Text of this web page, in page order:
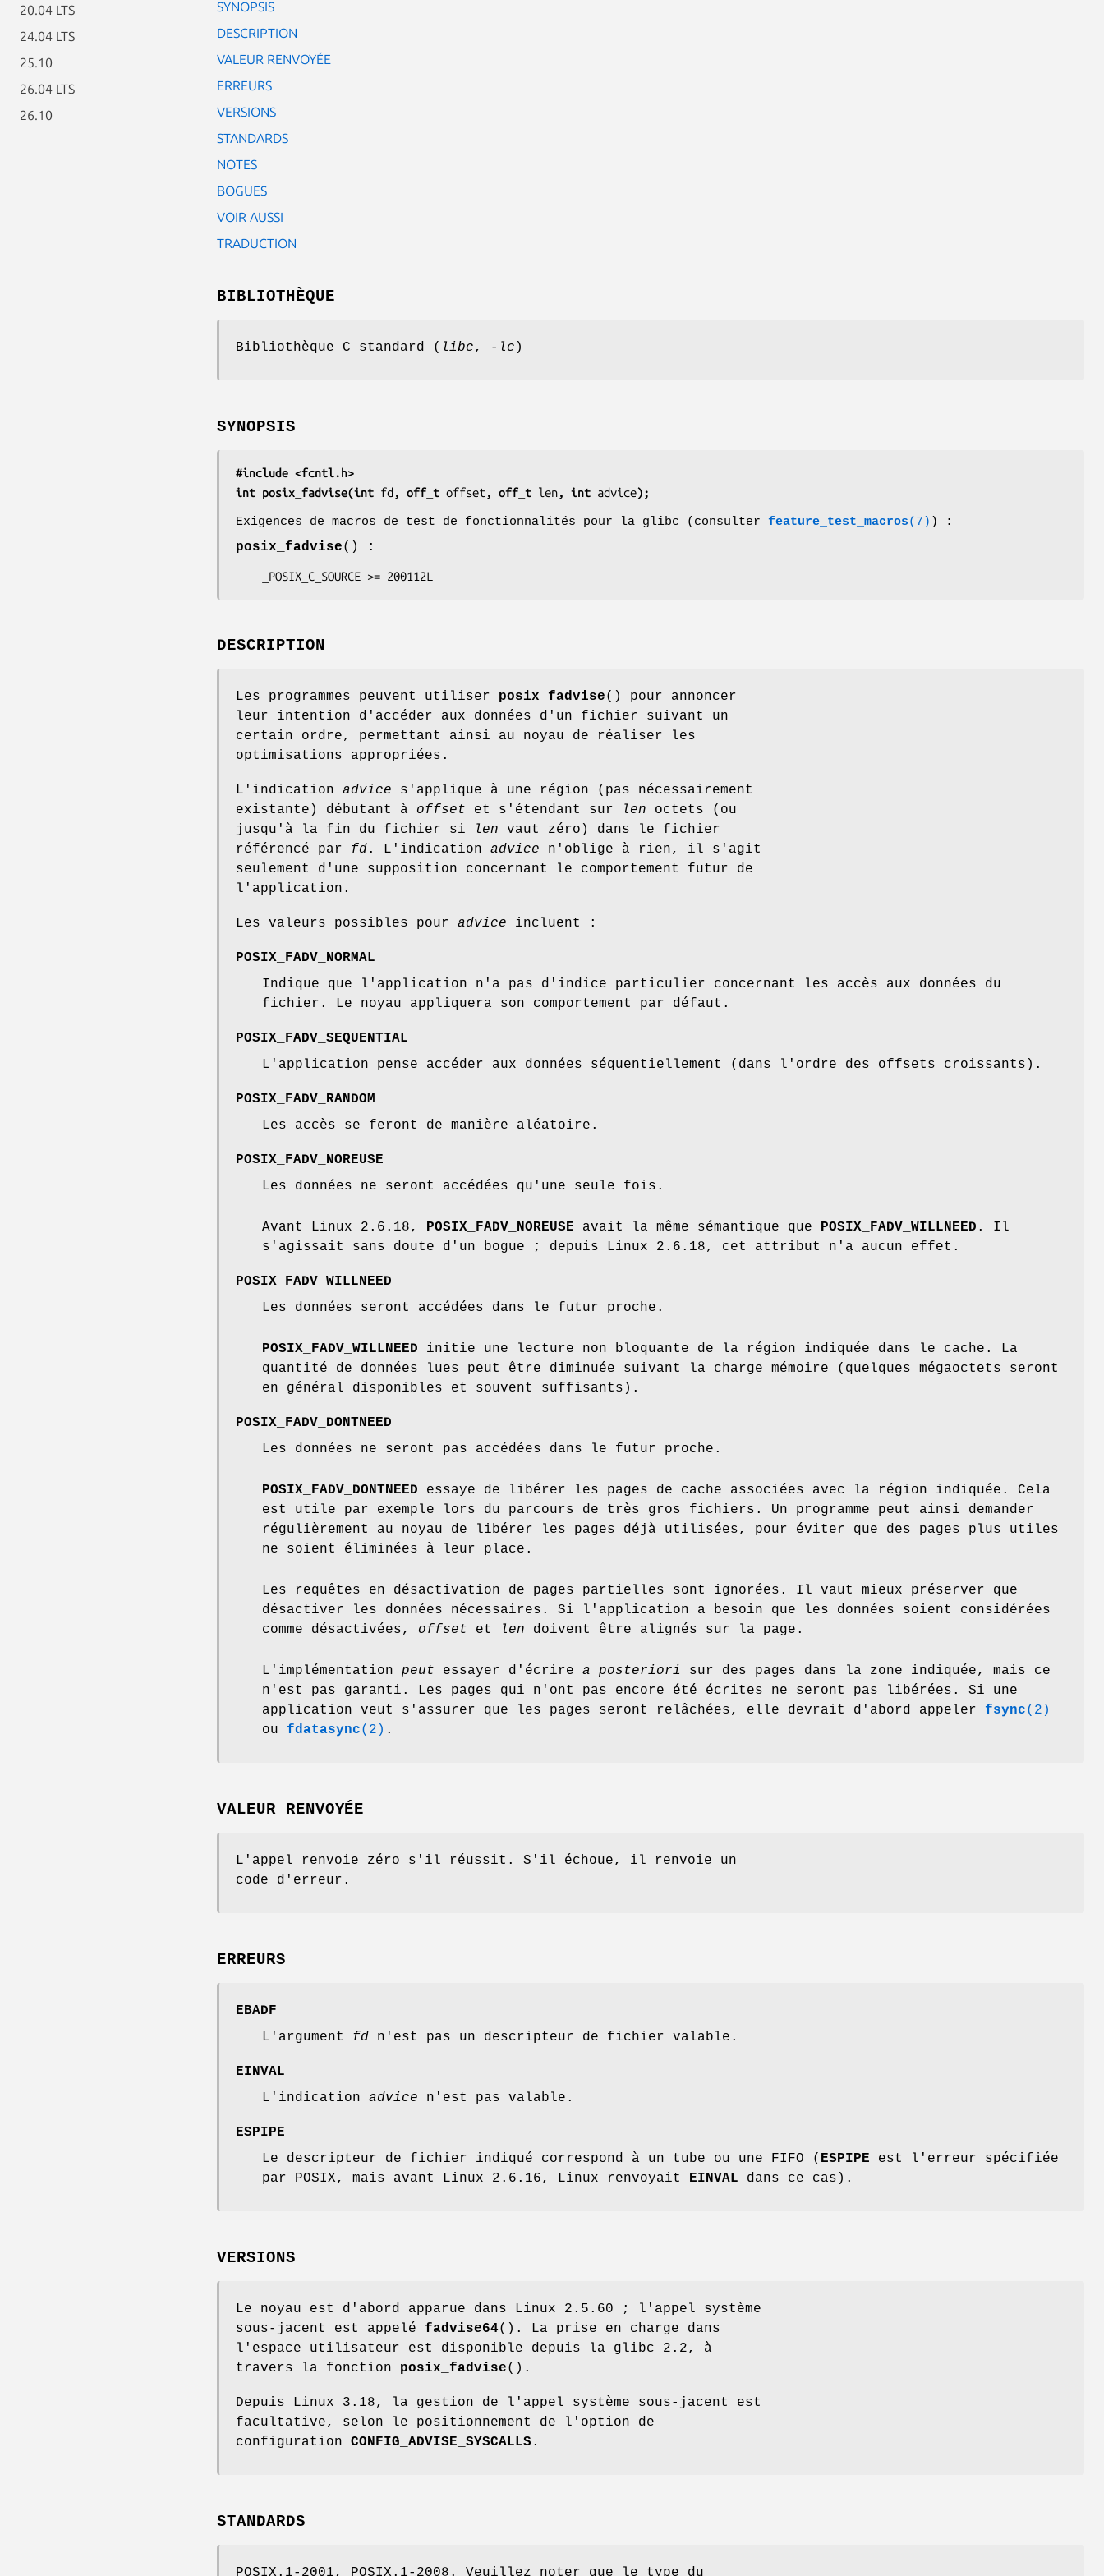
20.04 LTS
24.04 LTS
25.10
26.04 LTS
26.10
SYNOPSIS
DESCRIPTION
VALEUR RENVOYÉE
ERREURS
VERSIONS
STANDARDS
NOTES
BOGUES
VOIR AUSSI
TRADUCTION
BIBLIOTHÈQUE
Bibliothèque C standard ( libc, -lc )
SYNOPSIS
#include <fcntl.h>
int posix_fadvise(int fd , off_t offset, off_t len, int advice);
Exigences de macros de test de fonctionnalités pour la glibc (consulter feature_test_macros(7) ) :
posix_fadvise() :
    _POSIX_C_SOURCE >= 200112L
DESCRIPTION
Les programmes peuvent utiliser posix_fadvise() pour annoncer
leur intention d'accéder aux données d'un fichier suivant un
certain ordre, permettant ainsi au noyau de réaliser les
optimisations appropriées.
L'indication advice s'applique à une région (pas nécessairement
existante) débutant à offset et s'étendant sur len octets (ou
jusqu'à la fin du fichier si
len vaut zéro) dans le fichier
référencé par fd. L'indication advice n'oblige à rien, il s'agit
seulement d'une supposition concernant le comportement futur de
l'application.
Les valeurs possibles pour advice incluent :
POSIX_FADV_NORMAL
Indique que l'application n'a pas d'indice particulier concernant les accès aux données du
fichier. Le noyau appliquera son comportement par défaut.
POSIX_FADV_SEQUENTIAL
L'application pense accéder aux données séquentiellement (dans l'ordre des offsets croissants).
POSIX_FADV_RANDOM
Les accès se feront de manière aléatoire.
POSIX_FADV_NOREUSE
Les données ne seront accédées qu'une seule fois.
Avant Linux 2.6.18, POSIX_FADV_NOREUSE avait la même sémantique que POSIX_FADV_WILLNEED . Il
s'agissait sans doute d'un bogue ; depuis Linux 2.6.18, cet attribut n'a aucun effet.
POSIX_FADV_WILLNEED
Les données seront accédées dans le futur proche.
POSIX_FADV_WILLNEED initie une lecture non bloquante de la région indiquée dans le cache. La
quantité de données lues peut être diminuée suivant la charge mémoire (quelques mégaoctets seront
en général disponibles et souvent suffisants).
POSIX_FADV_DONTNEED
Les données ne seront pas accédées dans le futur proche.
POSIX_FADV_DONTNEED essaye de libérer les pages de cache associées avec la région indiquée. Cela
est utile par exemple lors du parcours de très gros fichiers. Un programme peut ainsi demander
régulièrement au noyau de libérer les pages déjà utilisées, pour éviter que des pages plus utiles
ne soient éliminées à leur place.
Les requêtes en désactivation de pages partielles sont ignorées. Il vaut mieux préserver que
désactiver les données nécessaires. Si l'application a besoin que les données soient considérées
comme désactivées, offset et len doivent être alignés sur la page.
L'implémentation peut essayer d'écrire a posteriori
sur des pages dans la zone indiquée, mais ce
n'est pas garanti. Les pages qui n'ont pas encore été écrites ne seront pas libérées. Si une
application veut s'assurer que les pages seront relâchées, elle devrait d'abord appeler fsync(2)
ou fdatasync(2) .
VALEUR RENVOYÉE
L'appel renvoie zéro s'il réussit. S'il échoue, il renvoie un
code d'erreur.
ERREURS
EBADF
L'argument fd n'est pas un descripteur de fichier valable.
EINVAL
L'indication advice n'est pas valable.
ESPIPE
Le descripteur de fichier indiqué correspond à un tube ou une FIFO ( ESPIPE est l'erreur spécifiée
par POSIX, mais avant Linux 2.6.16, Linux renvoyait EINVAL dans ce cas).
VERSIONS
Le noyau est d'abord apparue dans Linux 2.5.60 ; l'appel système
sous-jacent est appelé fadvise64(). La prise en charge dans
l'espace utilisateur est disponible depuis la glibc 2.2, à
travers la fonction posix_fadvise().
Depuis Linux 3.18, la gestion de l'appel système sous-jacent est
facultative, selon le positionnement de l'option de
configuration CONFIG_ADVISE_SYSCALLS .
STANDARDS
POSIX.1-2001, POSIX.1-2008. Veuillez noter que le type du